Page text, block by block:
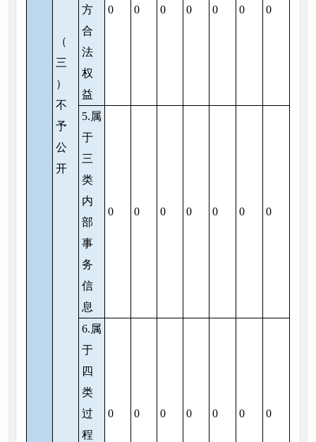
（
三
）
不
予
公
开
方
合
法
权
益
0 0 0 0 0 0 0
5.属
于
三
类
内
部
事
务
信
息
0 0 0 0 0 0 0
6.属
于
四
类
过
程
0 0 0 0 0 0 0